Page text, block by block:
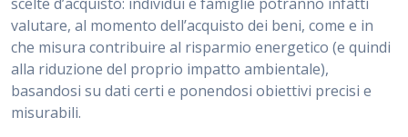
valutare, al momento dell’acquisto dei beni, come e in
che misura contribuire al risparmio energetico (e quindi
alla riduzione del proprio impatto ambientale),
basandosi su dati certi e ponendosi obiettivi precisi e
misurabili.